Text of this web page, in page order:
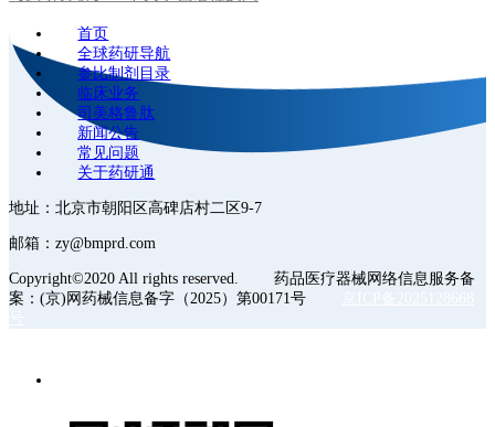
首页
全球药研导航
参比制剂目录
临床业务
司美格鲁肽
新闻公告
常见问题
关于药研通
地址：北京市朝阳区高碑店村二区9-7
邮箱：zy@bmprd.com
Copyright©2020 All rights reserved. 药品医疗器械网络信息服务备
案：(京)网药械信息备字（2025）第00171号